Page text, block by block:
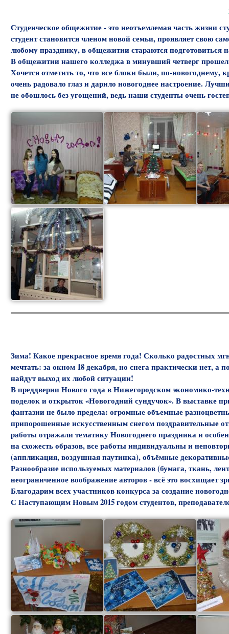
Студенческое общежитие - это неотъемлемая часть жизни
студент становится членом новой семьи, проявляет свою
любому празднику, в общежитии стараются подготовиться
В общежитии нашего колледжа в минувший четверг
Хочется отметить то, что все блоки были, по-
очень радовало глаз и дарило новогоднее настроение.
не обошлось без угощений, ведь наши студенты очень
Зима! Какое прекрасное время года! Сколько радостных
мечтать: за окном 18 декабря, но снега практически нет,
найдут выход их любой ситуации!
В преддверии Нового года в Нижегородском экономико-
поделок и открыток «Новогодний сундучок». В выставке
фантазии не было предела: огромные объемные
припорошенные искусственным снегом поздравительные
работы отражали тематику Новогоднего праздника и
на схожесть образов, все работы индивидуальны и
(аппликация, воздушная паутинка), объёмные
Разнообразие используемых материалов (бумага, ткань,
неограниченное воображение авторов - всё это восхищает
Благодарим всех участников конкурса за создание
С Наступающим Новым 2015 годом студентов,